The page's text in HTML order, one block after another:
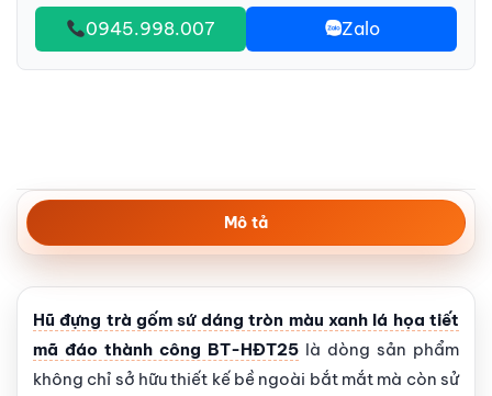
0945.998.007 Zalo
Mô tả
Hũ đựng trà gốm sứ dáng tròn màu xanh lá họa tiết
mã đáo thành công BT-HĐT25 là dòng sản phẩm
không chỉ sở hữu thiết kế bề ngoài bắt mắt mà còn sử